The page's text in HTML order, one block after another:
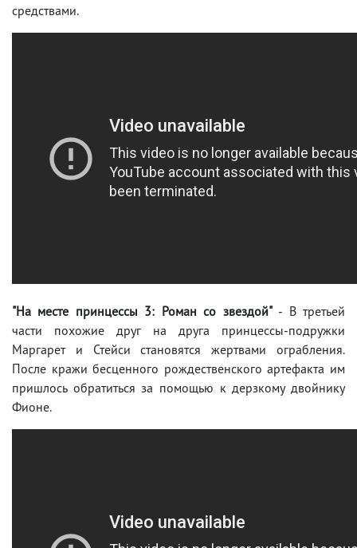
средствами.
"На месте принцессы 3: Роман со звездой"- В третьей
части похожие друг на друга принцессы-подружки
Маргарет и Стейси становятся жертвами ограбления.
После кражи бесценного рождественского артефакта им
пришлось обратиться за помощью к дерзкому двойнику
Фионе.